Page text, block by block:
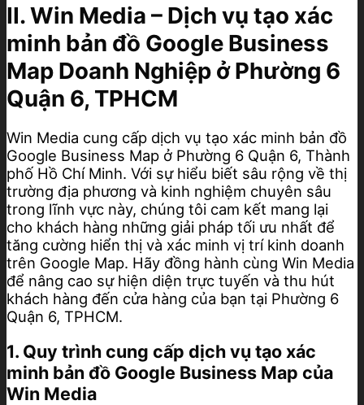
II. Win Media – Dịch vụ tạo xác
minh bản đồ Google Business
Map Doanh Nghiệp ở Phường 6
Quận 6, TPHCM
Win Media cung cấp dịch vụ tạo xác minh bản đồ
Google Business Map ở Phường 6 Quận 6, Thành
phố Hồ Chí Minh. Với sự hiểu biết sâu rộng về thị
trường địa phương và kinh nghiệm chuyên sâu
trong lĩnh vực này, chúng tôi cam kết mang lại
cho khách hàng những giải pháp tối ưu nhất để
tăng cường hiển thị và xác minh vị trí kinh doanh
trên Google Map. Hãy đồng hành cùng Win Media
để nâng cao sự hiện diện trực tuyến và thu hút
khách hàng đến cửa hàng của bạn tại Phường 6
Quận 6, TPHCM.
1. Quy trình cung cấp dịch vụ tạo xác
minh bản đồ Google Business Map của
Win Media